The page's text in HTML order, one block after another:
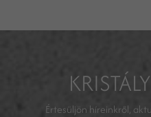
Értesüljön híreinkről,